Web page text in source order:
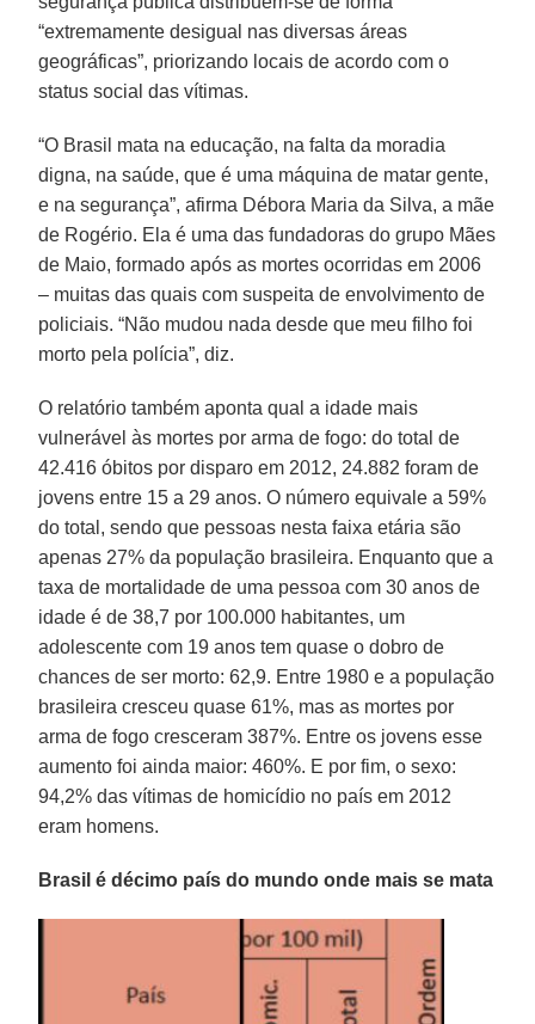
“extremamente desigual nas diversas áreas
geográficas”, priorizando locais de acordo com o
status social das vítimas.
“O Brasil mata na educação, na falta da moradia
digna, na saúde, que é uma máquina de matar gente,
e na segurança”, afirma Débora Maria da Silva, a mãe
de Rogério. Ela é uma das fundadoras do grupo Mães
de Maio, formado após as mortes ocorridas em 2006
– muitas das quais com suspeita de envolvimento de
policiais. “Não mudou nada desde que meu filho foi
morto pela polícia”, diz.
O relatório também aponta qual a idade mais
vulnerável às mortes por arma de fogo: do total de
42.416 óbitos por disparo em 2012, 24.882 foram de
jovens entre 15 a 29 anos. O número equivale a 59%
do total, sendo que pessoas nesta faixa etária são
apenas 27% da população brasileira. Enquanto que a
taxa de mortalidade de uma pessoa com 30 anos de
idade é de 38,7 por 100.000 habitantes, um
adolescente com 19 anos tem quase o dobro de
chances de ser morto: 62,9. Entre 1980 e a população
brasileira cresceu quase 61%, mas as mortes por
arma de fogo cresceram 387%. Entre os jovens esse
aumento foi ainda maior: 460%. E por fim, o sexo:
94,2% das vítimas de homicídio no país em 2012
eram homens.
Brasil é décimo país do mundo onde mais se mata